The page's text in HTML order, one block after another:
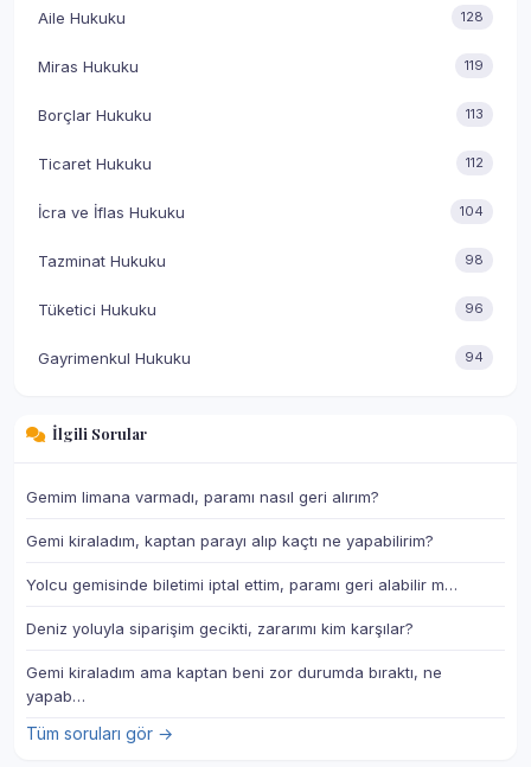
Aile Hukuku 128
Miras Hukuku 119
Borçlar Hukuku 113
Ticaret Hukuku 112
İcra ve İflas Hukuku 104
Tazminat Hukuku 98
Tüketici Hukuku 96
Gayrimenkul Hukuku 94
İlgili Sorular
Gemim limana varmadı, paramı nasıl geri alırım?
Gemi kiraladım, kaptan parayı alıp kaçtı ne yapabilirim?
Yolcu gemisinde biletimi iptal ettim, paramı geri alabilir m…
Deniz yoluyla siparişim gecikti, zararımı kim karşılar?
Gemi kiraladım ama kaptan beni zor durumda bıraktı, ne
yapab…
Tüm soruları gör →